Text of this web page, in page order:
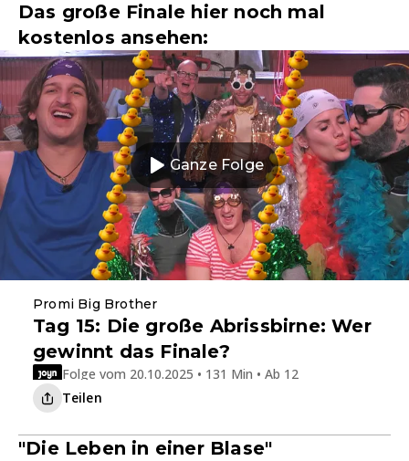
Das große Finale hier noch mal
kostenlos ansehen:
Ganze Folge
Promi Big Brother
Tag 15: Die große Abrissbirne: Wer
gewinnt das Finale?
Folge vom 20.10.2025 • 131 Min • Ab 12
Teilen
"Die Leben in einer Blase"